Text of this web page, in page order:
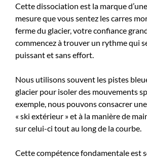
Cette dissociation est la marque
mesure que vous sentez les carres
ferme du glacier, votre confiance
commencez à trouver un rythme qui
puissant et sans effort.
Nous utilisons souvent les pistes
glacier pour isoler des mouvements
exemple, nous pouvons consacrer
« ski extérieur » et à la manière de
sur celui-ci tout au long de la courbe.
Cette compétence fondamentale est